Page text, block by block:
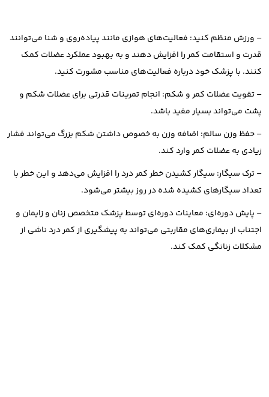
– ورزش منظم کنید: فعالیت‌های هوازی مانند پیاده‌روی و شنا می‌توانند
قدرت و استقامت کمر را افزایش دهند و به بهبود عملکرد عضلات کمک
کنند. با پزشک خود درباره فعالیت‌های مناسب مشورت کنید.
– تقویت عضلات کمر و شکم: انجام تمرینات قدرتی برای عضلات شکم و
پشت می‌تواند بسیار مفید باشد.
– حفظ وزن سالم: اضافه وزن به خصوص داشتن شکم بزرگ می‌تواند فشار
زیادی به عضلات کمر وارد کند.
– ترک سیگار: سیگار کشیدن خطر کمر درد را افزایش می‌دهد و این خطر با
تعداد سیگارهای کشیده شده در روز بیشتر می‌شود.
– پایش دوره‌ای: معاینات دوره‌ای توسط پزشک متخصص زنان و زایمان و
اجتناب از بیماری‌های مقاربتی می‌تواند به پیشگیری از کمر درد ناشی از
مشکلات زنانگی کمک کند.